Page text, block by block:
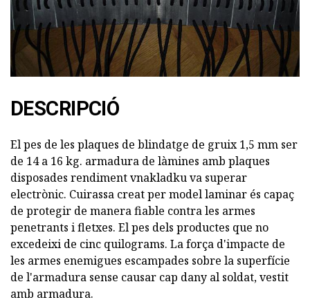
DESCRIPCIÓ
El pes de les plaques de blindatge de gruix 1,5 mm ser
de 14 a 16 kg. armadura de làmines amb plaques
disposades rendiment vnakladku va superar
electrònic. Cuirassa creat per model laminar és capaç
de protegir de manera fiable contra les armes
penetrants i fletxes. El pes dels productes que no
excedeixi de cinc quilograms. La força d'impacte de
les armes enemigues escampades sobre la superfície
de l'armadura sense causar cap dany al soldat, vestit
amb armadura.